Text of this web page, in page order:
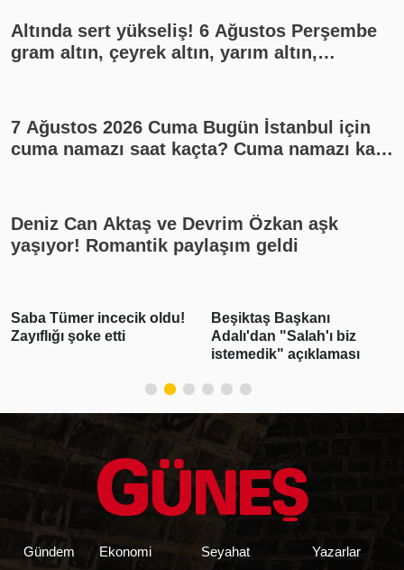
Altında sert yükseliş! 6 Ağustos Perşembe
gram altın, çeyrek altın, yarım altın,
7 Ağustos 2026 Cuma Bugün İstanbul için
cuma namazı saat kaçta? Cuma namazı kaç
Deniz Can Aktaş ve Devrim Özkan aşk
yaşıyor! Romantik paylaşım geldi
Beşiktaş Başkanı
Adalı'dan "Salah'ı biz
Emlak vergisinde gelecek
yıl için esas alınacak
inşaat maliyet bedelleri
Gündem
Ekonomi
Seyahat
Yazarlar